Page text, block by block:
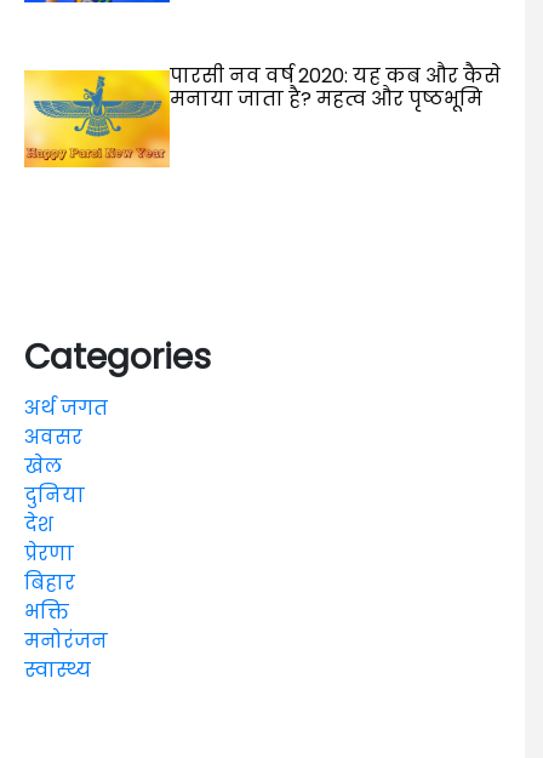
पारसी नव वर्ष 2020: यह कब और कैसे
मनाया जाता है? महत्व और पृष्ठभूमि
Categories
अर्थ जगत
अवसर
खेल
दुनिया
देश
प्रेरणा
बिहार
भक्ति
मनोरंजन
स्वास्थ्य